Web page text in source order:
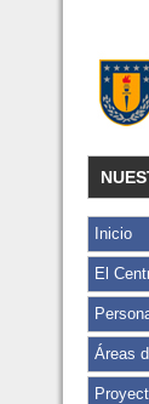
Inicio
El
Áreas